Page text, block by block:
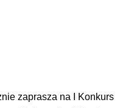
zaprasza na I Konkurs